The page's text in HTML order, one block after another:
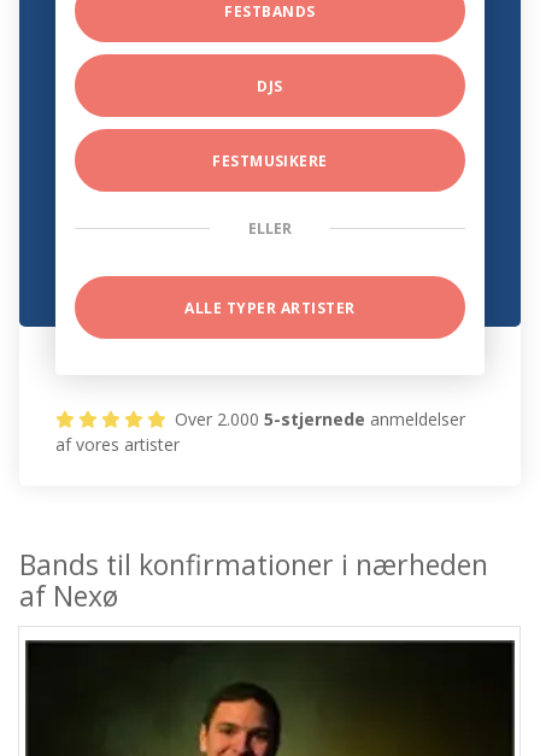
FESTBANDS
DJS
FESTMUSIKERE
ELLER
ALLE TYPER ARTISTER
Over 2.0005-stjernede anmeldelser
af vores artister
Bands til konfirmationer i nærheden
af Nexø